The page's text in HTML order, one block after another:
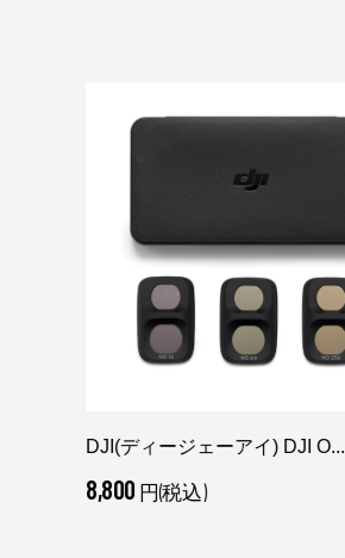
DJI(ディージェーアイ) DJI O...
8,800 円(税込)